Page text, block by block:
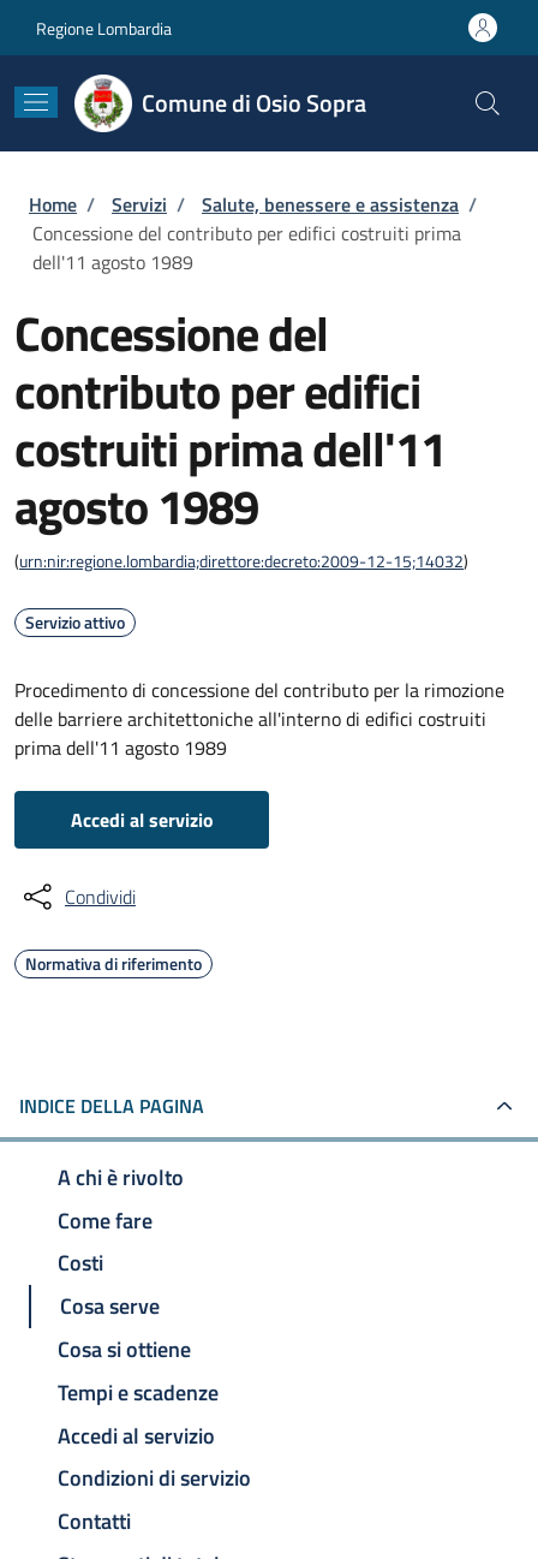
Regione Lombardia
Comune di Osio Sopra
Briciole di pane
Home / Servizi / Salute, benessere e assistenza /
Concessione del contributo per edifici costruiti prima
dell'11 agosto 1989
Concessione del
contributo per edifici
costruiti prima dell'11
agosto 1989
(urn:nir:regione.lombardia;direttore:decreto:2009-12-15;14032)
Servizio attivo
Procedimento di concessione del contributo per la rimozione
delle barriere architettoniche all'interno di edifici costruiti
prima dell'11 agosto 1989
Accedi al servizio
Condividi
Normativa di riferimento
INDICE DELLA PAGINA
A chi è rivolto
Come fare
Costi
Cosa serve
Cosa si ottiene
Tempi e scadenze
Accedi al servizio
Condizioni di servizio
Contatti